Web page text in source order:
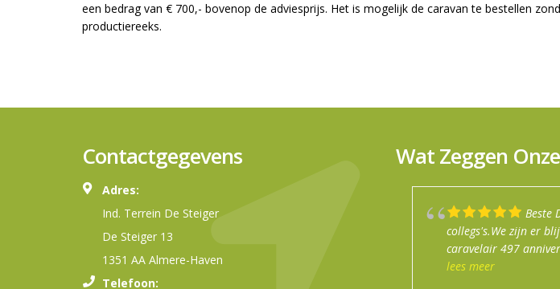
een bedrag van € 700,- bovenop de adviesprijs. Het is mogelijk de caravan te bestellen
productiereeks.
Contactgegevens
Adres:
Ind. Terrein De Steiger
De Steiger 13
1351 AA Almere-Haven
Telefoon:
Wat Zeggen
Beste
collegs's.We zijn er blij
caravelair 497
geholpen door het
lees meer
Mijn
dit bedrijf is altijd
wordt altijd goed
altijd een ontspannen
lees meer
Top
Goede
prima uitleg.
Na
enthousiast
trotse eigenaar
Buerstner camper. Na
lees meer